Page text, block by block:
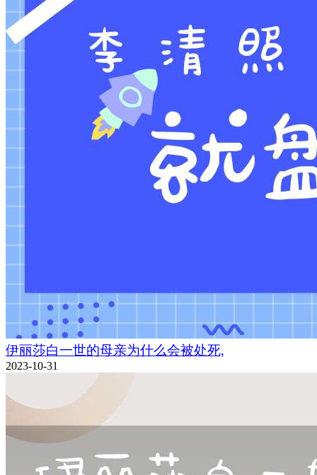
伊丽莎白一世的母亲为什么会被处死,
2023-10-31